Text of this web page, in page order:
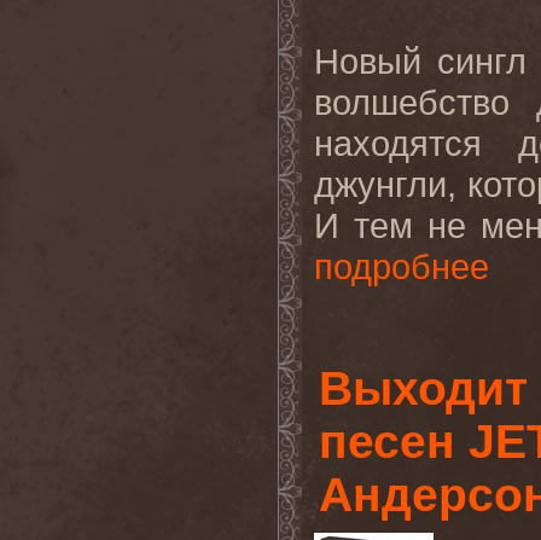
Новый сингл
находятся
джунгли,
И тем не
подробнее
Выходит
песен